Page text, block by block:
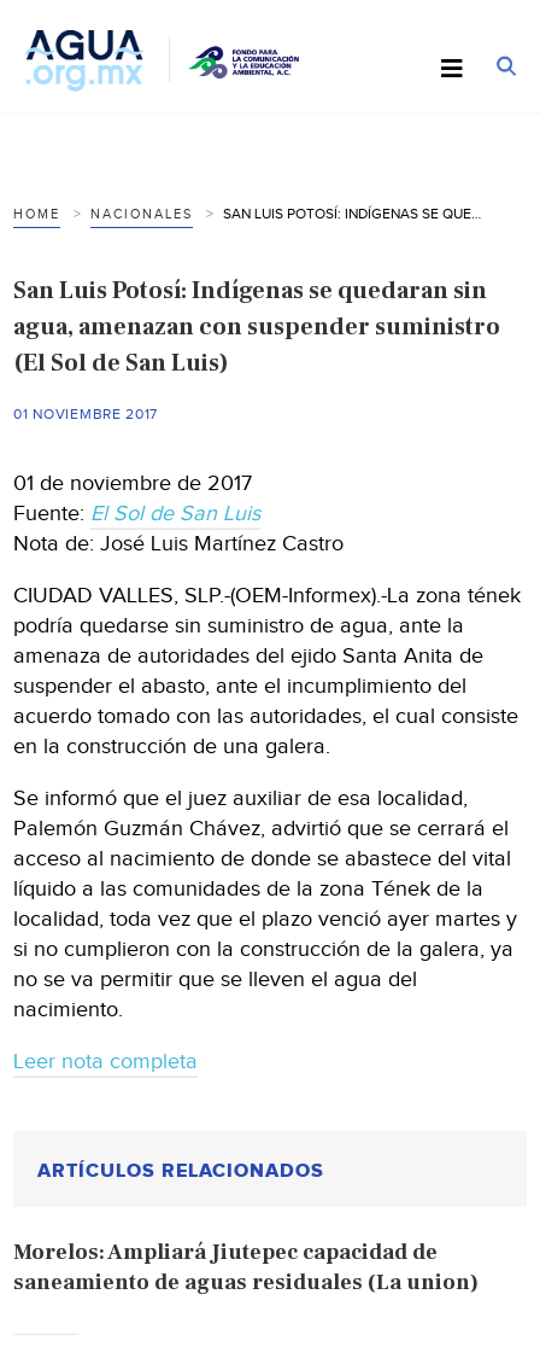
HOME NACIONALES
San Luis Potosí: Indígenas se quedaran sin
agua, amenazan con suspender suministro
(El Sol de San Luis)
01 NOVIEMBRE 2017
01 de noviembre de 2017
Fuente: El Sol de San Luis
Nota de: José Luis Martínez Castro
CIUDAD VALLES, SLP.-(OEM-Informex).-La zona tének
podría quedarse sin suministro de agua, ante la
amenaza de autoridades del ejido Santa Anita de
suspender el abasto, ante el incumplimiento del
acuerdo tomado con las autoridades, el cual consiste
en la construcción de una galera.
Se informó que el juez auxiliar de esa localidad,
Palemón Guzmán Chávez, advirtió que se cerrará el
acceso al nacimiento de donde se abastece del vital
líquido a las comunidades de la zona Tének de la
localidad, toda vez que el plazo venció ayer martes y
si no cumplieron con la construcción de la galera, ya
no se va permitir que se lleven el agua del
nacimiento.
Leer nota completa
ARTÍCULOS RELACIONADOS
Morelos: Ampliará Jiutepec capacidad de
saneamiento de aguas residuales (La union)